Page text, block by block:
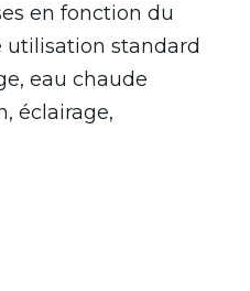
en fonction du
utilisation standard
eau chaude
éclairage,